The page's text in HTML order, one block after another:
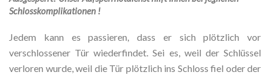
Schlosskomplikationen !
Jedem kann es passieren, dass er sich plötzlich vor
verschlossener Tür wiederfindet. Sei es, weil der Schlüssel
verloren wurde, weil die Tür plötzlich ins Schloss fiel oder der